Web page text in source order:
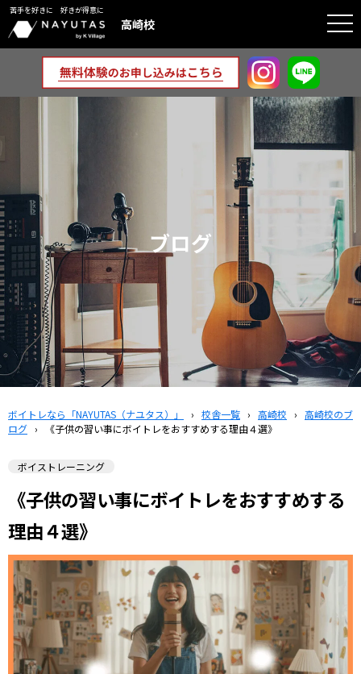
苦手を好きに 好きが得意に
高崎校
ブログ
ボイトレなら「NAYUTAS（ナユタス）」 › 校舎一覧 › 高崎校 › 高崎校のブ
ログ › 《子供の習い事にボイトレをおすすめする理由４選》
ボイストレーニング
《子供の習い事にボイトレをおすすめする
理由４選》